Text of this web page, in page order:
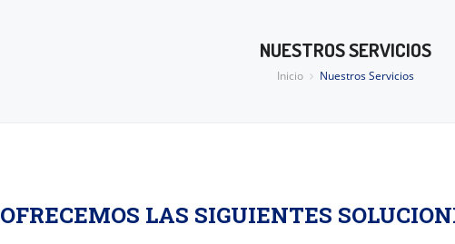
NUESTROS SERVICIOS
Inicio Nuestros Servicios
OFRECEMOS LAS SIGUIENTES